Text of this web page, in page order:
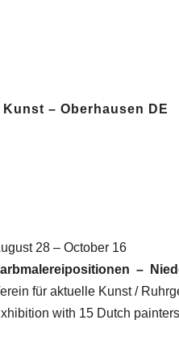
– Oberhausen DE
28 – October 16
–
für aktuelle Kunst /
with 15 Dutch painters